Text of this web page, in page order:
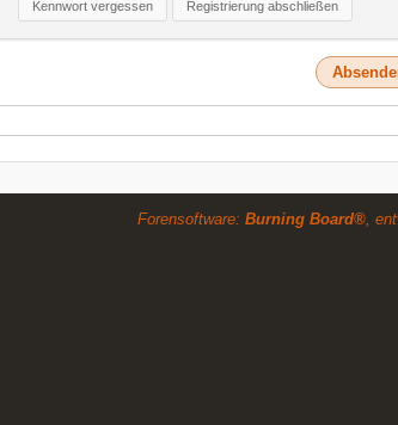
Kennwort vergessen Registrierung abschließen
Forensoftware: Burning Board®,